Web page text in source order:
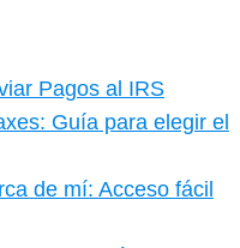
Pagos al IRS
Guía para elegir el
de mí: Acceso fácil